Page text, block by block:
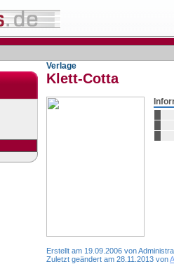
Verlage
Klett-Cotta
Erstellt am 19.09.2006 von
Zuletzt geändert am 28.11.2013 von